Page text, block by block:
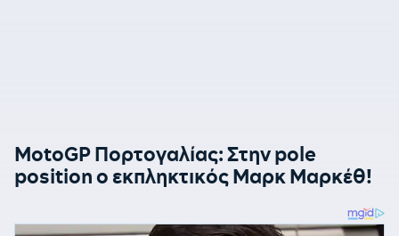
MotoGP Πορτογαλίας: Στην pole
position ο εκπληκτικός Μαρκ Μαρκέθ!